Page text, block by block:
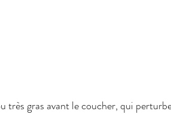
très gras avant le coucher, qui